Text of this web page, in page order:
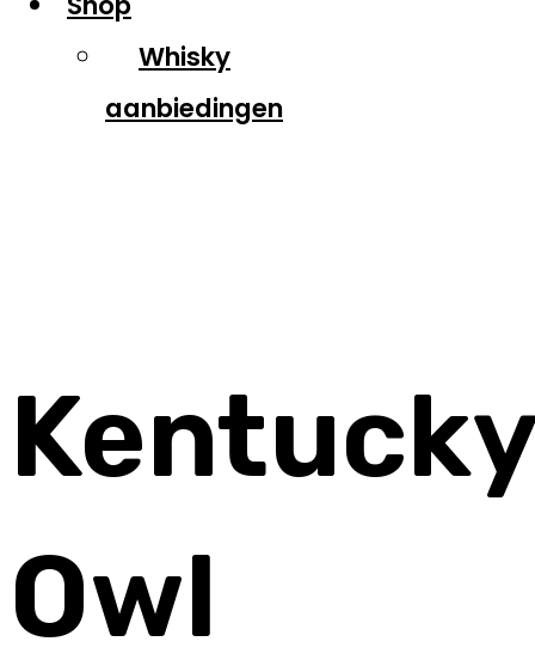
Whisky
aanbiedingen
Kentucky
Owl